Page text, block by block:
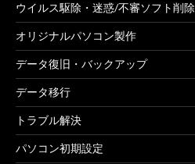
ウイルス駆除・迷惑/不審ソフト削除
オリジナルパソコン製作
データ復旧・バックアップ
データ移行
トラブル解決
パソコン初期設定